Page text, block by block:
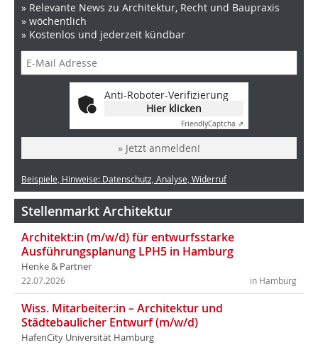
» Relevante News zu Architektur, Recht und Baupraxis
» wöchentlich
» Kostenlos und jederzeit kündbar
Anti-Roboter-Verifizierung
Hier klicken
FriendlyCaptcha ⇗
» Jetzt anmelden!
Beispiele, Hinweise: Datenschutz, Analyse, Widerruf
Stellenmarkt Architektur
Architekt:in (m/w/d) für entwurfsstarke
Ausführungsplanung LPH5 in Hamburg
Henke & Partner
in Hamburg
22.07.2026
Wiss. Mitarbeiter:in – Architektur und
Städtebaulicher Entwurf (m/w/d)
HafenCity Universität Hamburg